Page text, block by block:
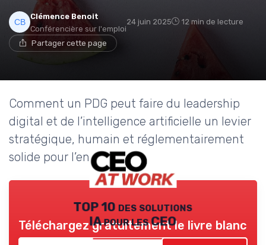
Clémence Benoit
Conférencière sur l'emploi
24 juin 2025 12 min de lecture
Partager cette page
Comment un PDG peut faire du leadership
digital et de l’intelligence artificielle un levier
stratégique, humain et réglementairement
solide pour l’entreprise.
TOP 10 des solutions
IA pour les CEO
Téléchargez gratuitement le livre blanc